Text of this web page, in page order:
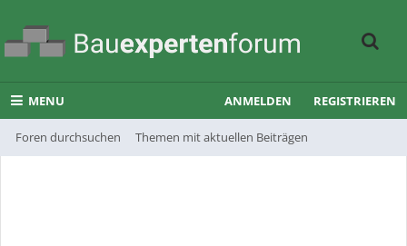
MENU
Foren durchsuchen Themen mit aktuellen Beiträgen
ANMELDEN REGISTRIEREN